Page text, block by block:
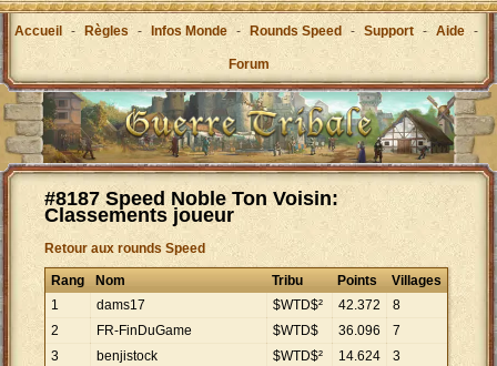
Accueil - Règles - Infos Monde - Rounds Speed - Support - Aide -
Forum
#8187 Speed Noble Ton Voisin:
Classements joueur
Retour aux rounds Speed
Rang Nom Tribu Points
Villages
1
dams17 $WTD$² 42.372
8
2
FR-FinDuGame $WTD$ 36.096
7
3
benjistock $WTD$² 14.624
3